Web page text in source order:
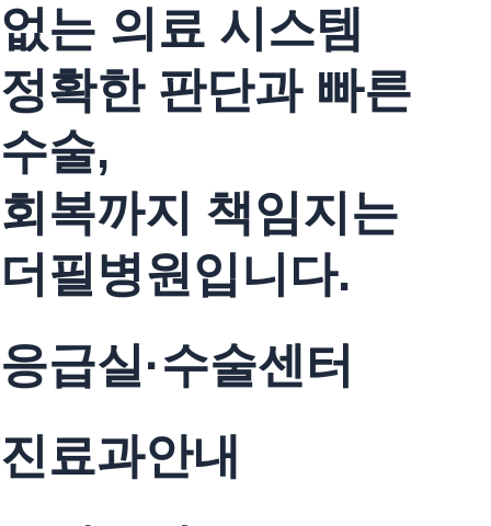
없는 의료 시스템
정확한 판단과 빠른
수술,
회복까지 책임지는
더필병원입니다.
응급실·수술센터
진료과안내